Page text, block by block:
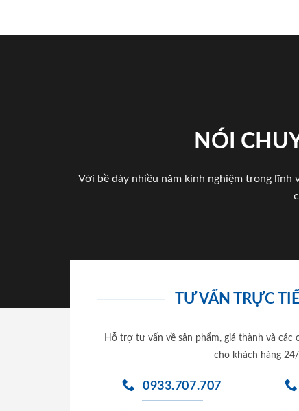
NÓI
Với bề dày nhiều năm kinh nghiệm trong lĩnh
TƯ VẤN TRỰC
Hỗ trợ tư vấn về sản phẩm, giá thành và các
cho khách hàng
0933.707.707